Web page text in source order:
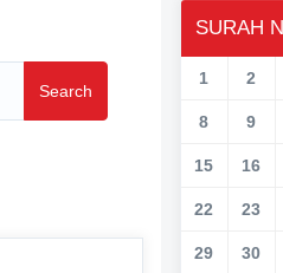
Search
SURAH
1 2
8 9
15 16
22 23
29 30